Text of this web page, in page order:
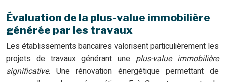
Évaluation de la plus-value immobilière
générée par les travaux
Les établissements bancaires valorisent particulièrement les
projets de travaux générant une plus-value immobilière
significative. Une rénovation énergétique permettant de